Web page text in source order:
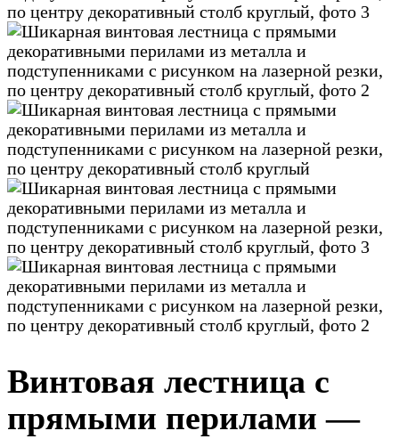
Винтовая лестница с
прямыми перилами —